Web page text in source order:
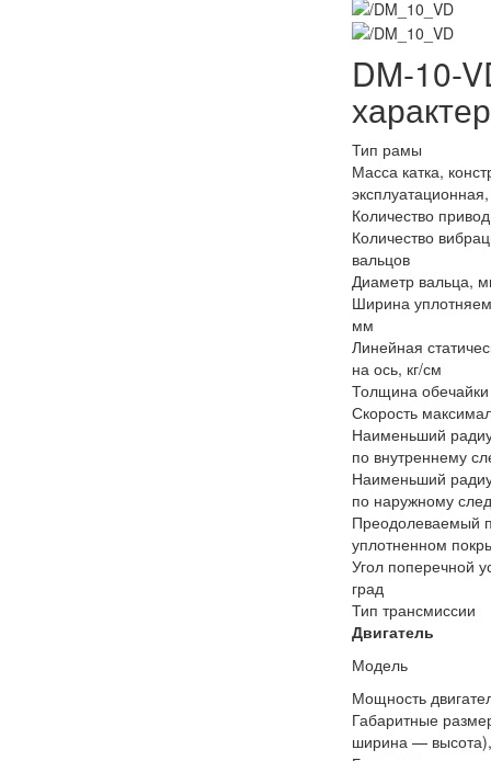
DM-10-
Тип рамы
Масса катка,
Количество
Количество
вальцов
Диаметр вальца,
Ширина
мм
Линейная
на ось, кг/см
Толщина
Скорость
Наименьший
по внутреннему
Наименьший
по наружному
Преодолеваемый
уплотненном
Угол поперечной
град
Тип трансмиссии
Двигатель
Модель
Мощность
Габаритные
ширина —